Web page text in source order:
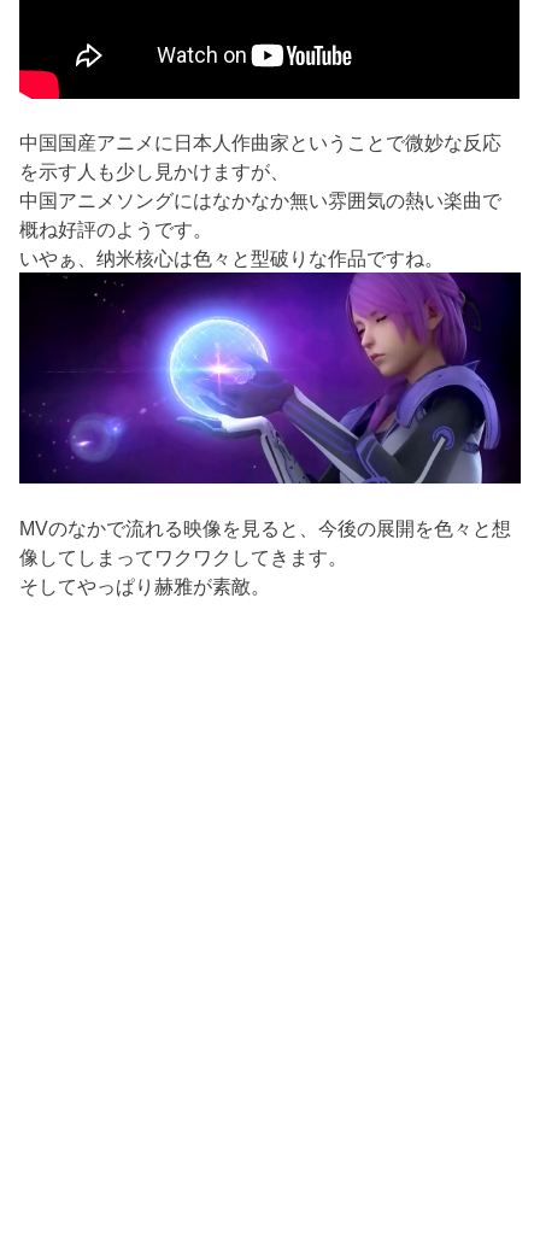
中国国産アニメに日本人作曲家ということで微妙な反応
を示す人も少し見かけますが、
中国アニメソングにはなかなか無い雰囲気の熱い楽曲で
概ね好評のようです。
いやぁ、纳米核心は色々と型破りな作品ですね。
MVのなかで流れる映像を見ると、今後の展開を色々と想
像してしまってワクワクしてきます。
そしてやっぱり赫雅が素敵。